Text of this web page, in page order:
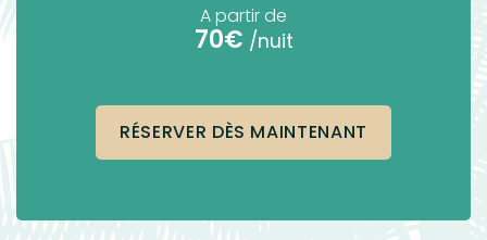
A partir de
70€ /nuit
RÉSERVER DÈS MAINTENANT